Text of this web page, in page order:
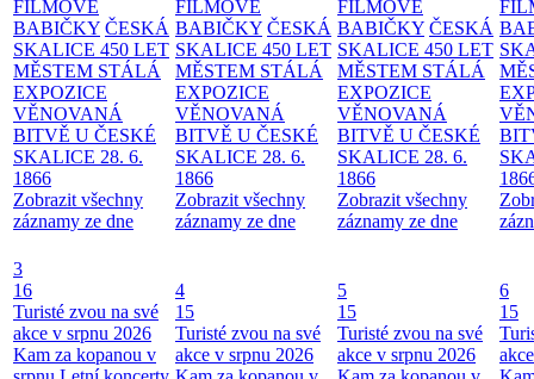
FILMOVÉ
BABIČKY ČESKÁ
SKALICE 450 LET
MĚSTEM STÁLÁ
EXPOZICE
VĚNOVANÁ
BITVĚ U ČESKÉ
SKALICE 28. 6.
1866
Zobrazit všechny
záznamy ze dne
FILMOVÉ
BABIČKY ČESKÁ
SKALICE 450 LET
MĚSTEM STÁLÁ
EXPOZICE
VĚNOVANÁ
BITVĚ U ČESKÉ
SKALICE 28. 6.
1866
Zobrazit všechny
záznamy ze dne
FILMOVÉ
BABIČKY ČESKÁ
SKALICE 450 LET
MĚSTEM STÁLÁ
EXPOZICE
VĚNOVANÁ
BITVĚ U ČESKÉ
SKALICE 28. 6.
1866
Zobrazit všechny
záznamy ze dne
3
16
Turisté zvou na své
akce v srpnu 2026
Kam za kopanou v
4
15
Turisté zvou na své
akce v srpnu 2026
5
15
Turisté zvou na své
akce v srpnu 2026
6
15